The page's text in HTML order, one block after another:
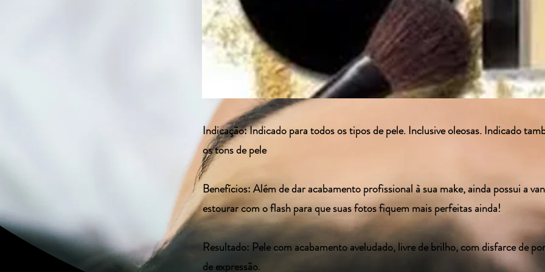
Indicação: Indicado para todos os tipos de pele. Inclusive oleosas. Indicado
os tons de pele
Benefícios: Além de dar acabamento profissional à sua make, ainda possui a
estourar com o flash para que suas fotos fiquem mais perfeitas ainda!
Resultado: Pele com acabamento aveludado, livre de brilho, com disfarce de
de expressão.